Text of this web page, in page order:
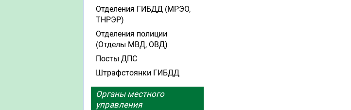
Отделения ГИБДД (МРЭО,
ТНРЭР)
Отделения полиции
(Отделы МВД, ОВД)
Посты ДПС
Штрафстоянки ГИБДД
Органы местного
управления